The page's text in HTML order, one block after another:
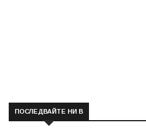
ПОСЛЕДВАЙТЕ НИ В